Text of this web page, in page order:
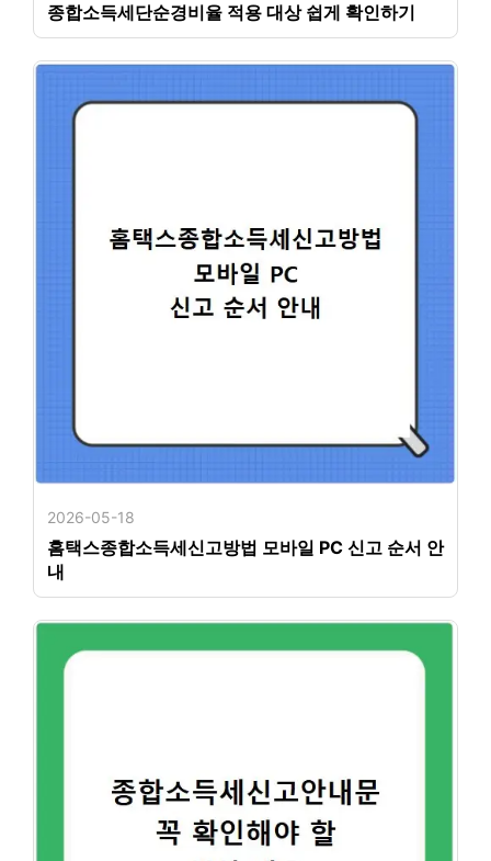
종합소득세단순경비율 적용 대상 쉽게 확인하기
2026-05-18
홈택스종합소득세신고방법 모바일 PC 신고 순서 안
내